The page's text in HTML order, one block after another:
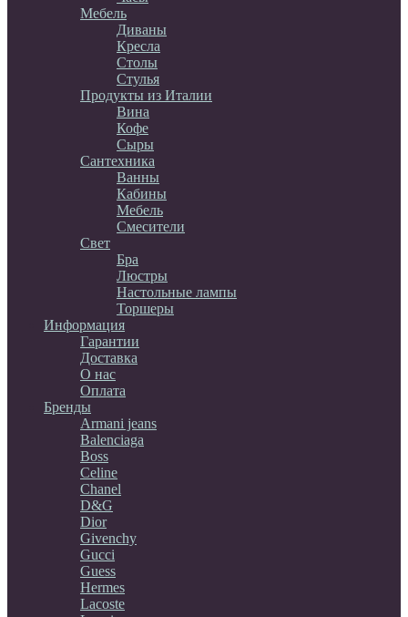
Мебель
Диваны
Кресла
Столы
Стулья
Продукты из Италии
Вина
Кофе
Сыры
Сантехника
Ванны
Кабины
Мебель
Смесители
Свет
Бра
Люстры
Настольные лампы
Торшеры
Информация
Гарантии
Доставка
О нас
Оплата
Бренды
Armani jeans
Balenciaga
Boss
Celine
Chanel
D&G
Dior
Givenchy
Gucci
Guess
Hermes
Lacoste